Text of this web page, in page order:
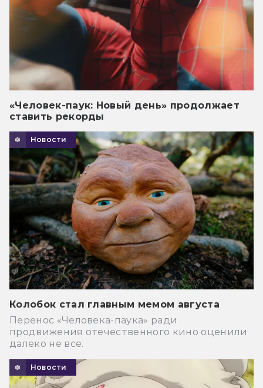
«Человек-паук: Новый день» продолжает
ставить рекорды
Новости
Колобок стал главным мемом августа
Перенос «Человека-паука» ради
продвижения отечественного кино оценили
далеко не все.
Новости